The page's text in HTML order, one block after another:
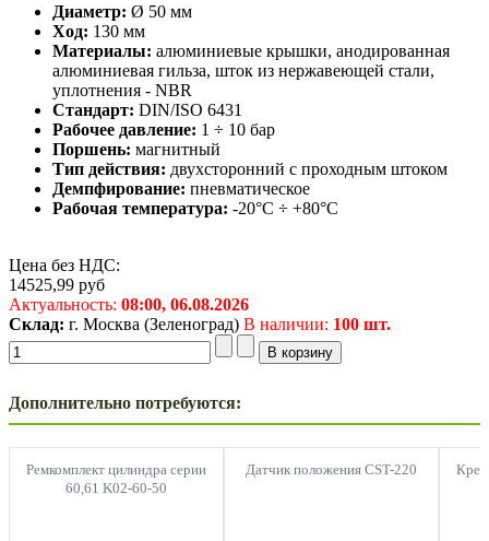
Диаметр: Ø 50 мм
Ход: 130 мм
Материалы: алюминиевые крышки, анодированная
алюминиевая гильза, шток из нержавеющей стали,
уплотнения - NBR
Стандарт: DIN/ISO 6431
Рабочее давление: 1 ÷ 10 бар
Поршень: магнитный
Тип действия: двухсторонний с проходным штоком
Демпфирование: пневматическое
Рабочая температура: -20°C ÷ +80°C
Цена без НДС:
14525,99 руб
Актуальность: 08:00, 06.08.2026
Склад: г. Москва (Зеленоград) В наличии: 100 шт.
Дополнительно потребуются:
Ремкомплект цилиндра серии
60,61 K02-60-50
Датчик положения CST-220